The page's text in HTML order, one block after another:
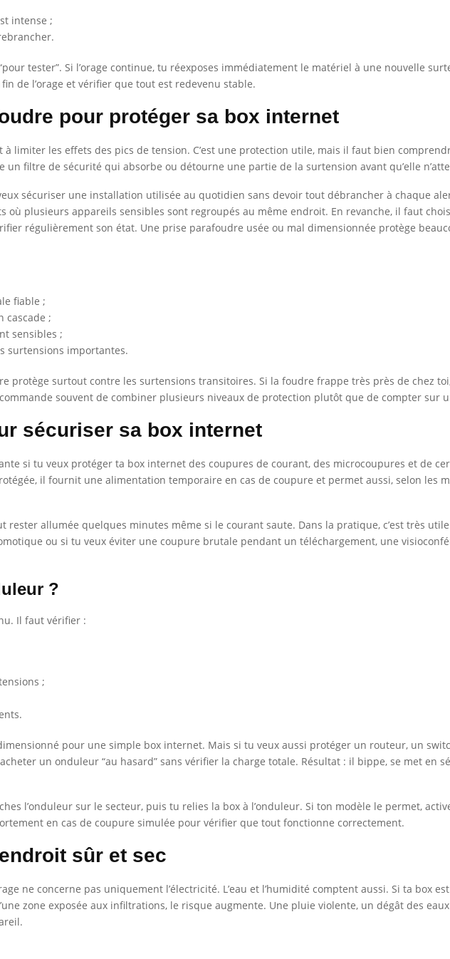
intense ;
tester”. Si l’orage continue, tu réexposes immédiatement le matériel à une nouvelle
de l’orage et vérifier que tout est redevenu stable.
pour protéger sa box internet
à limiter les effets des pics de tension. C’est une protection utile, mais il faut bien
filtre de sécurité qui absorbe ou détourne une partie de la surtension avant qu’elle
sécuriser une installation utilisée au quotidien sans devoir tout débrancher à chaque
plusieurs appareils sensibles sont regroupés au même endroit. En revanche, il faut
régulièrement son état. Une prise parafoudre usée ou mal dimensionnée protège
fiable ;
cascade ;
sensibles ;
surtensions importantes.
protège surtout contre les surtensions transitoires. Si la foudre frappe très près de chez
souvent de combiner plusieurs niveaux de protection plutôt que de compter sur
sécuriser sa box internet
si tu veux protéger ta box internet des coupures de courant, des microcoupures et de
il fournit une alimentation temporaire en cas de coupure et permet aussi, selon les
rester allumée quelques minutes même si le courant saute. Dans la pratique, c’est très
ou si tu veux éviter une coupure brutale pendant un téléchargement, une
?
Il faut vérifier :
;
pour une simple box internet. Mais si tu veux aussi protéger un routeur, un
un onduleur “au hasard” sans vérifier la charge totale. Résultat : il bippe, se met en
l’onduleur sur le secteur, puis tu relies la box à l’onduleur. Si ton modèle le permet,
en cas de coupure simulée pour vérifier que tout fonctionne correctement.
sûr et sec
ne concerne pas uniquement l’électricité. L’eau et l’humidité comptent aussi. Si ta box
zone exposée aux infiltrations, le risque augmente. Une pluie violente, un dégât des